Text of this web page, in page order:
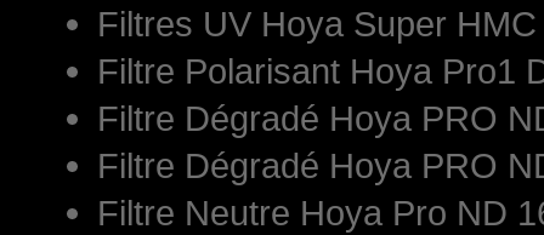
Filtres UV Hoya Super
Filtre Polarisant Hoya Pro1
Filtre Dégradé Hoya PRO
Filtre Dégradé Hoya PRO
Filtre Neutre Hoya Pro ND